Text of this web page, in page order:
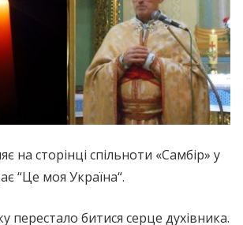
на сторінці спільноти «Самбір» у
“Це моя Україна“.
перестало битися серце духівника.